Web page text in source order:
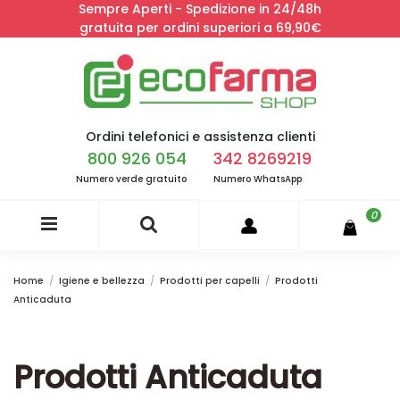
Sempre Aperti - Spedizione in 24/48h
gratuita per ordini superiori a 69,90€
Ordini telefonici e assistenza clienti
800 926 054
Numero verde gratuito
342 8269219
Numero WhatsApp
0
Home Igiene e bellezza Prodotti per capelli
Prodotti
Anticaduta
Prodotti Anticaduta